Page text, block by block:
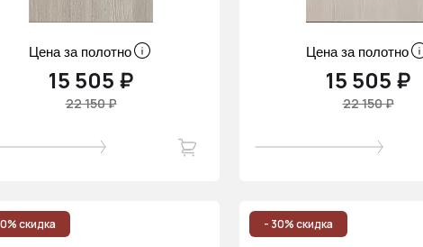
Цена за полотно
15 505 ₽
22 150 ₽
Цена за полотно
15 505 ₽
22 150 ₽
скидка - 30% скидка